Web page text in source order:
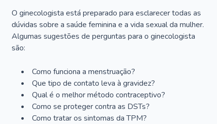
O ginecologista está preparado para esclarecer todas as
dúvidas sobre a saúde feminina e a vida sexual da mulher.
Algumas sugestões de perguntas para o ginecologista
são:
Como funciona a menstruação?
Que tipo de contato leva à gravidez?
Qual é o melhor método contraceptivo?
Como se proteger contra as DSTs?
Como tratar os sintomas da TPM?